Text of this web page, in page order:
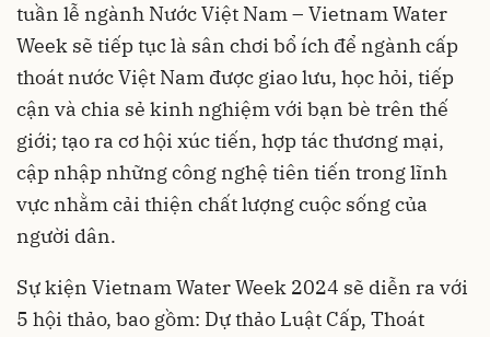
tuần lễ ngành Nước Việt Nam – Vietnam Water
Week sẽ tiếp tục là sân chơi bổ ích để ngành cấp
thoát nước Việt Nam được giao lưu, học hỏi, tiếp
cận và chia sẻ kinh nghiệm với bạn bè trên thế
giới; tạo ra cơ hội xúc tiến, hợp tác thương mại,
cập nhập những công nghệ tiên tiến trong lĩnh
vực nhằm cải thiện chất lượng cuộc sống của
người dân.
Sự kiện Vietnam Water Week 2024 sẽ diễn ra với
5 hội thảo, bao gồm: Dự thảo Luật Cấp, Thoát